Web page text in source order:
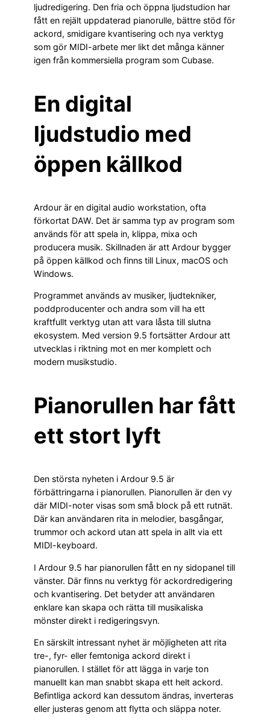
ljudredigering. Den fria och öppna ljudstudion har
fått en rejält uppdaterad pianorulle, bättre stöd för
ackord, smidigare kvantisering och nya verktyg
som gör MIDI-arbete mer likt det många känner
igen från kommersiella program som Cubase.
En digital
ljudstudio med
öppen källkod
Ardour är en digital audio workstation, ofta
förkortat DAW. Det är samma typ av program som
används för att spela in, klippa, mixa och
producera musik. Skillnaden är att Ardour bygger
på öppen källkod och finns till Linux, macOS och
Windows.
Programmet används av musiker, ljudtekniker,
poddproducenter och andra som vill ha ett
kraftfullt verktyg utan att vara låsta till slutna
ekosystem. Med version 9.5 fortsätter Ardour att
utvecklas i riktning mot en mer komplett och
modern musikstudio.
Pianorullen har fått
ett stort lyft
Den största nyheten i Ardour 9.5 är
förbättringarna i pianorullen. Pianorullen är den vy
där MIDI-noter visas som små block på ett rutnät.
Där kan användaren rita in melodier, basgångar,
trummor och ackord utan att spela in allt via ett
MIDI-keyboard.
I Ardour 9.5 har pianorullen fått en ny sidopanel till
vänster. Där finns nu verktyg för ackordredigering
och kvantisering. Det betyder att användaren
enklare kan skapa och rätta till musikaliska
mönster direkt i redigeringsvyn.
En särskilt intressant nyhet är möjligheten att rita
tre-, fyr- eller femtoniga ackord direkt i
pianorullen. I stället för att lägga in varje ton
manuellt kan man snabbt skapa ett helt ackord.
Befintliga ackord kan dessutom ändras, inverteras
eller justeras genom att flytta och släppa noter.